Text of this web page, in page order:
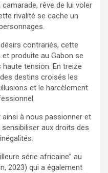
camarade, rêve de lui voler
rivalité se cache un
contrariés, cette
produite au Gabon se
tension. En treize
destins croisés les
et le harcèlement
ainsi à nous passionner et
aux droits des
série africaine” au
2023) qui a également